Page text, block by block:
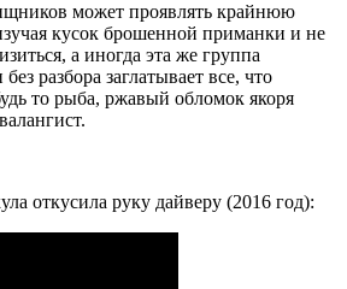
может проявлять крайнюю
кусок брошенной приманки и не
а иногда эта же группа
разбора заглатывает все, что
то рыба, ржавый обломок якоря
откусила руку дайверу (2016 год):